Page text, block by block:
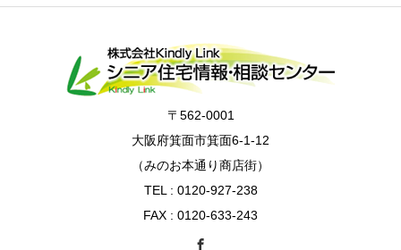
〒562-0001
大阪府箕面市箕面6-1-12
（みのお本通り商店街）
TEL : 0120-927-238
FAX : 0120-633-243